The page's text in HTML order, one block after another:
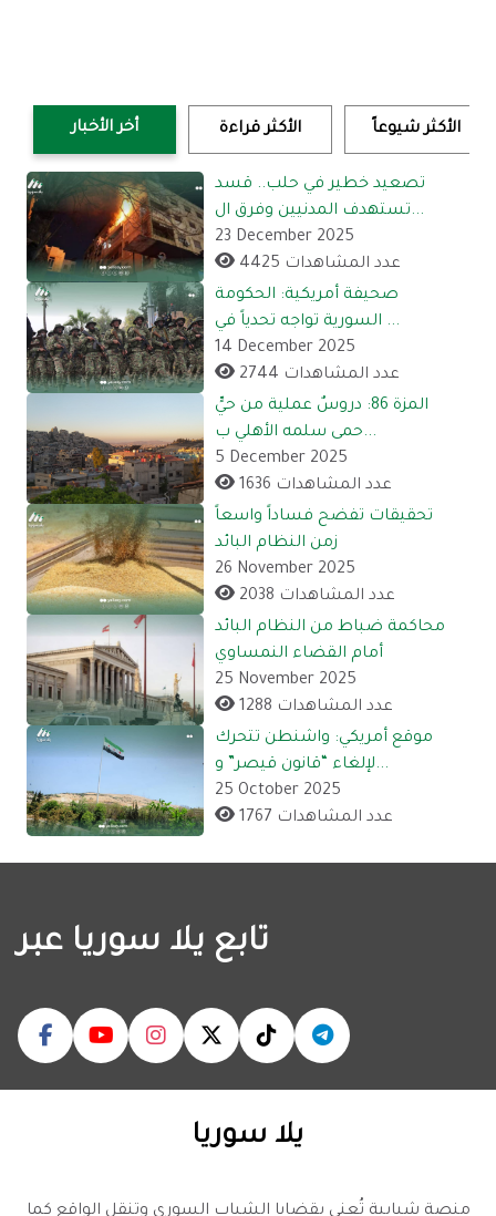
أخر الأخبار الأكثر قراءة الأكثر شيوعاً
تصعيد خطير في حلب.. قسد
تستهدف المدنيين وفرق ال...
23 December 2025
4425 عدد المشاهدات
صحيفة أمريكية: الحكومة
السورية تواجه تحدياً في ...
14 December 2025
2744 عدد المشاهدات
المزة 86: دروسٌ عملية من حيٍّ
حمى سلمه الأهلي ب...
5 December 2025
1636 عدد المشاهدات
تحقيقات تفضح فساداً واسعاً
زمن النظام البائد
26 November 2025
2038 عدد المشاهدات
محاكمة ضباط من النظام البائد
أمام القضاء النمساوي
25 November 2025
1288 عدد المشاهدات
موقع أمريكي: واشنطن تتحرك
لإلغاء “قانون قيصر” و...
25 October 2025
1767 عدد المشاهدات
تابع يلا سوريا عبر
يلا سوريا
منصة شبابية تُعنى بقضايا الشباب السوري وتنقل الواقع كما